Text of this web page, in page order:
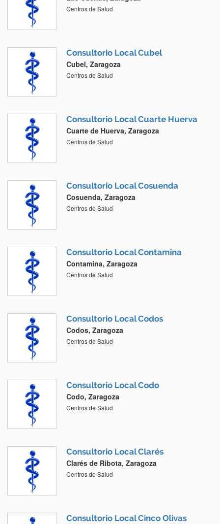
Centros de Salud
Consultorio Local Cubel
Cubel, Zaragoza
Centros de Salud
Consultorio Local Cuarte Huerva
Cuarte de Huerva, Zaragoza
Centros de Salud
Consultorio Local Cosuenda
Cosuenda, Zaragoza
Centros de Salud
Consultorio Local Contamina
Contamina, Zaragoza
Centros de Salud
Consultorio Local Codos
Codos, Zaragoza
Centros de Salud
Consultorio Local Codo
Codo, Zaragoza
Centros de Salud
Consultorio Local Clarés
Clarés de Ribota, Zaragoza
Centros de Salud
Consultorio Local Cinco Olivas